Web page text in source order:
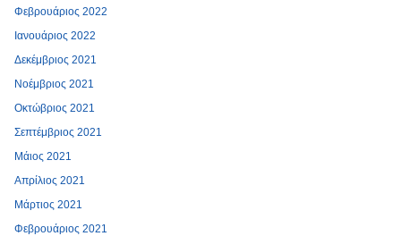
Φεβρουάριος 2022
Ιανουάριος 2022
Δεκέμβριος 2021
Νοέμβριος 2021
Οκτώβριος 2021
Σεπτέμβριος 2021
Μάιος 2021
Απρίλιος 2021
Μάρτιος 2021
Φεβρουάριος 2021